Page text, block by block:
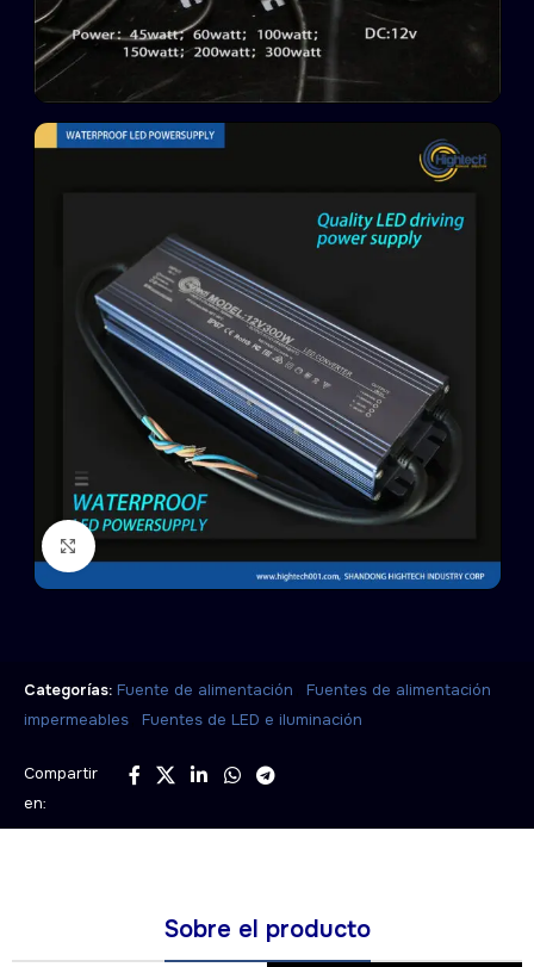
Click to enlarge
Categorías: Fuente de alimentación
Fuentes de alimentación
impermeables
Fuentes de LED e iluminación
Compartir
en:
Sobre el producto